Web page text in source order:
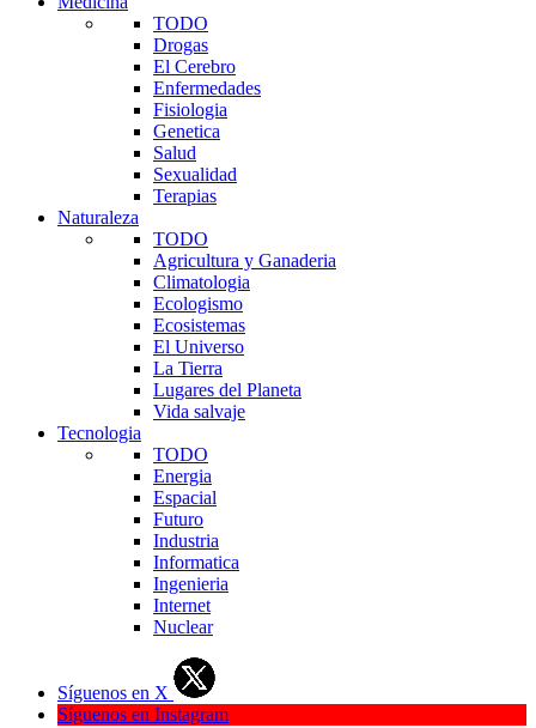
TODO
Drogas
El Cerebro
Enfermedades
Fisiologia
Genetica
Salud
Sexualidad
Terapias
Naturaleza
TODO
Agricultura y Ganaderia
Climatologia
Ecologismo
Ecosistemas
El Universo
La Tierra
Lugares del Planeta
Vida salvaje
Tecnologia
TODO
Energia
Espacial
Futuro
Industria
Informatica
Ingenieria
Internet
Nuclear
Síguenos en X
Síguenos en Instagram